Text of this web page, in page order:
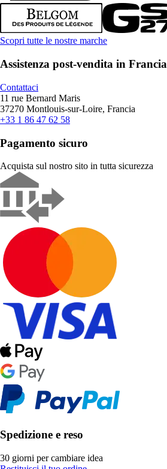
Scopri tutte le nostre marche
Assistenza post-vendita in Francia
Contattaci
11 rue Bernard Maris
37270 Montlouis-sur-Loire, Francia
+33 1 86 47 62 58
Pagamento sicuro
Acquista sul nostro sito in tutta sicurezza
Spedizione e reso
30 giorni per cambiare idea